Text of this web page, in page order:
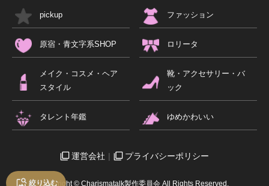
絞り込む
pickup ファッション
原宿・青文字系SHOP ロリータ
メイク・コスメ・ヘア
スタイル
靴・アクセサリー・バ
ック
タレント年鑑 ゆめかわいい
運営会社 プライバシーポリシー
Copyright © Charismatalk製作委員会 All Rights Reserved.